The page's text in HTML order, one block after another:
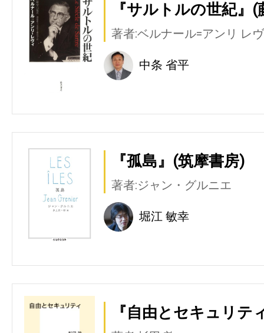
『サルトルの世紀』
著者:ベルナール=アンリ レ
中条 省平
『孤島』(筑摩書房)
著者:ジャン・グルニエ
堀江 敏幸
『自由とセキュリテ